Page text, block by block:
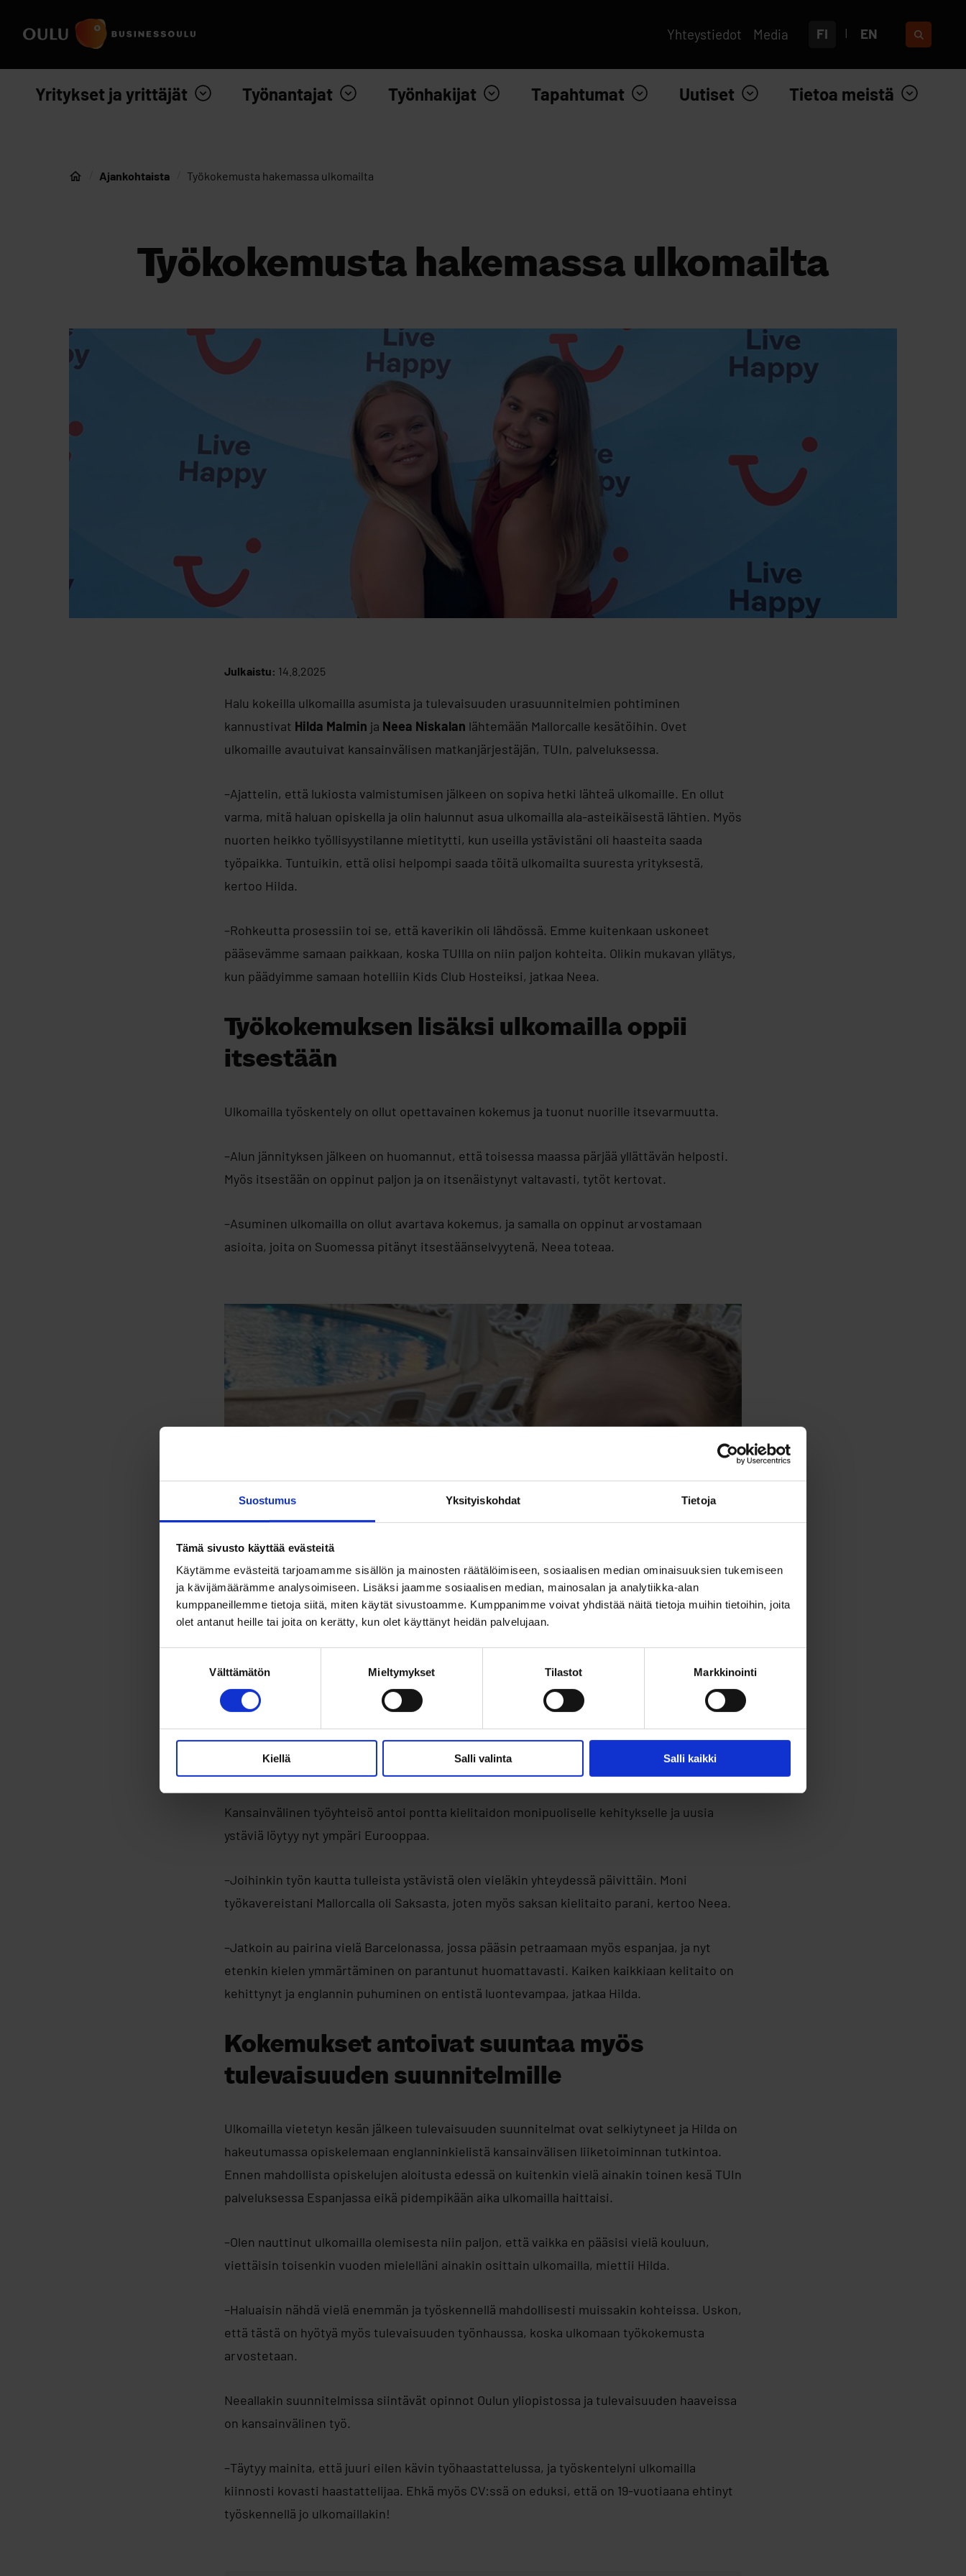
Suostumus Yksityiskohdat Tietoja
Tämä sivusto käyttää evästeitä
Käytämme evästeitä tarjoamamme sisällön ja mainosten räätälöimiseen, sosiaalisen median ominaisuuksien tukemiseen
ja kävijämäärämme analysoimiseen. Lisäksi jaamme sosiaalisen median, mainosalan ja analytiikka-alan
kumppaneillemme tietoja siitä, miten käytät sivustoamme. Kumppanimme voivat yhdistää näitä tietoja muihin tietoihin, joita
olet antanut heille tai joita on kerätty, kun olet käyttänyt heidän palvelujaan.
Välttämätön Mieltymykset Tilastot Markkinointi
Kiellä Salli valinta Salli kaikki
Yhteystiedot Media FI EN
Yritykset ja yrittäjät Työnantajat Työnhakijat Tapahtumat Uutiset Tietoa meistä
Etusivu
Ajankohtaista Työkokemusta hakemassa ulkomailta
Työkokemusta hakemassa ulkomailta
Julkaistu: 14.8.2025
Halu kokeilla ulkomailla asumista ja tulevaisuuden urasuunnitelmien pohtiminen
kannustivat Hilda Malmin ja Neea Niskalan lähtemään Mallorcalle kesätöihin. Ovet
ulkomaille avautuivat kansainvälisen matkanjärjestäjän, TUIn, palveluksessa.
–Ajattelin, että lukiosta valmistumisen jälkeen on sopiva hetki lähteä ulkomaille. En ollut
varma, mitä haluan opiskella ja olin halunnut asua ulkomailla ala-asteikäisestä lähtien. Myös
nuorten heikko työllisyystilanne mietitytti, kun useilla ystävistäni oli haasteita saada
työpaikka. Tuntuikin, että olisi helpompi saada töitä ulkomailta suuresta yrityksestä,
kertoo Hilda.
–Rohkeutta prosessiin toi se, että kaverikin oli lähdössä. Emme kuitenkaan uskoneet
pääsevämme samaan paikkaan, koska TUIlla on niin paljon kohteita. Olikin mukavan yllätys,
kun päädyimme samaan hotelliin Kids Club Hosteiksi, jatkaa Neea.
Työkokemuksen lisäksi ulkomailla oppii
itsestään
Ulkomailla työskentely on ollut opettavainen kokemus ja tuonut nuorille itsevarmuutta.
–Alun jännityksen jälkeen on huomannut, että toisessa maassa pärjää yllättävän helposti.
Myös itsestään on oppinut paljon ja on itsenäistynyt valtavasti, tytöt kertovat.
–Asuminen ulkomailla on ollut avartava kokemus, ja samalla on oppinut arvostamaan
asioita, joita on Suomessa pitänyt itsestäänselvyytenä, Neea toteaa.
Kansainvälinen työyhteisö antoi pontta kielitaidon monipuoliselle kehitykselle ja uusia
ystäviä löytyy nyt ympäri Eurooppaa.
–Joihinkin työn kautta tulleista ystävistä olen vieläkin yhteydessä päivittäin. Moni
työkavereistani Mallorcalla oli Saksasta, joten myös saksan kielitaito parani, kertoo Neea.
–Jatkoin au pairina vielä Barcelonassa, jossa pääsin petraamaan myös espanjaa, ja nyt
etenkin kielen ymmärtäminen on parantunut huomattavasti. Kaiken kaikkiaan kelitaito on
kehittynyt ja englannin puhuminen on entistä luontevampaa, jatkaa Hilda.
Kokemukset antoivat suuntaa myös
tulevaisuuden suunnitelmille
Ulkomailla vietetyn kesän jälkeen tulevaisuuden suunnitelmat ovat selkiytyneet ja Hilda on
hakeutumassa opiskelemaan englanninkielistä kansainvälisen liiketoiminnan tutkintoa.
Ennen mahdollista opiskelujen aloitusta edessä on kuitenkin vielä ainakin toinen kesä TUIn
palveluksessa Espanjassa eikä pidempikään aika ulkomailla haittaisi.
–Olen nauttinut ulkomailla olemisesta niin paljon, että vaikka en pääsisi vielä kouluun,
viettäisin toisenkin vuoden mielelläni ainakin osittain ulkomailla, miettii Hilda.
–Haluaisin nähdä vielä enemmän ja työskennellä mahdollisesti muissakin kohteissa. Uskon,
että tästä on hyötyä myös tulevaisuuden työnhaussa, koska ulkomaan työkokemusta
arvostetaan.
Neeallakin suunnitelmissa siintävät opinnot Oulun yliopistossa ja tulevaisuuden haaveissa
on kansainvälinen työ.
–Täytyy mainita, että juuri eilen kävin työhaastattelussa, ja työskentelyni ulkomailla
kiinnosti kovasti haastattelijaa. Ehkä myös CV:ssä on eduksi, että on 19-vuotiaana ehtinyt
työskennellä jo ulkomaillakin!